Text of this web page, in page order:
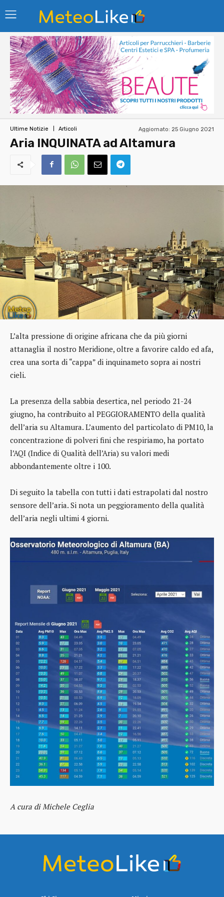
Ultime Notizie Articoli Aggiornato: 25 Giugno 2021
Aria INQUINATA ad Altamura
L’alta pressione di origine africana che da più giorni
attanaglia il nostro Meridione, oltre a favorire caldo ed afa,
crea una sorta di “cappa” di inquinameto sopra ai nostri
cieli.
La presenza della sabbia desertica, nel periodo 21-24
giugno, ha contribuito al PEGGIORAMENTO della qualità
dell’aria su Altamura. L’aumento del particolato di PM10, la
concentrazione di polveri fini che respiriamo, ha portato
l’AQI (Indice di Qualità dell’Aria) su valori medi
abbondantemente oltre i 100.
Di seguito la tabella con tutti i dati estrapolati dal nostro
sensore dell’aria. Si nota un peggioramento della qualità
dell’aria negli ultimi 4 giorni.
A cura di Michele Ceglia